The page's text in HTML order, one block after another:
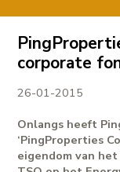
corporate
26-01-2015
Onlangs heeft
‘PingProperties
eigendom van